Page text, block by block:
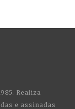
Realiza
e assinadas